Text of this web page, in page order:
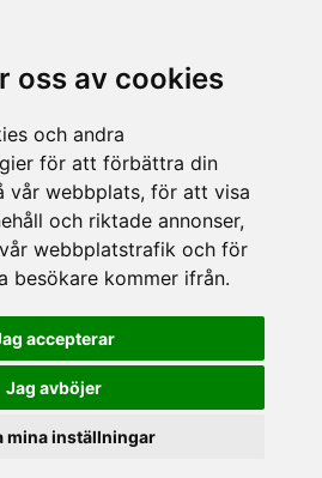
oss av cookies
och andra
för att förbättra din
vår webbplats, för att visa
och riktade annonser,
webbplatstrafik och för
besökare kommer ifrån.
accepterar
Jag avböjer
mina inställningar